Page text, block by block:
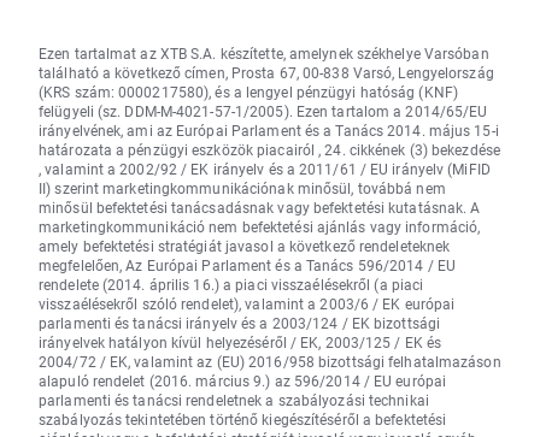
Ezen tartalmat az XTB S.A. készítette, amelynek székhelye Varsóban
található a következő címen, Prosta 67, 00-838 Varsó, Lengyelország
(KRS szám: 0000217580), és a lengyel pénzügyi hatóság (KNF)
felügyeli (sz. DDM-M-4021-57-1/2005). Ezen tartalom a 2014/65/EU
irányelvének, ami az Európai Parlament és a Tanács 2014. május 15-i
határozata a pénzügyi eszközök piacairól , 24. cikkének (3) bekezdése
, valamint a 2002/92 / EK irányelv és a 2011/61 / EU irányelv (MiFID
II) szerint marketingkommunikációnak minősül, továbbá nem
minősül befektetési tanácsadásnak vagy befektetési kutatásnak. A
marketingkommunikáció nem befektetési ajánlás vagy információ,
amely befektetési stratégiát javasol a következő rendeleteknek
megfelelően, Az Európai Parlament és a Tanács 596/2014 / EU
rendelete (2014. április 16.) a piaci visszaélésekről (a piaci
visszaélésekről szóló rendelet), valamint a 2003/6 / EK európai
parlamenti és tanácsi irányelv és a 2003/124 / EK bizottsági
irányelvek hatályon kívül helyezéséről / EK, 2003/125 / EK és
2004/72 / EK, valamint az (EU) 2016/958 bizottsági felhatalmazáson
alapuló rendelet (2016. március 9.) az 596/2014 / EU európai
parlamenti és tanácsi rendeletnek a szabályozási technikai
szabályozás tekintetében történő kiegészítéséről a befektetési